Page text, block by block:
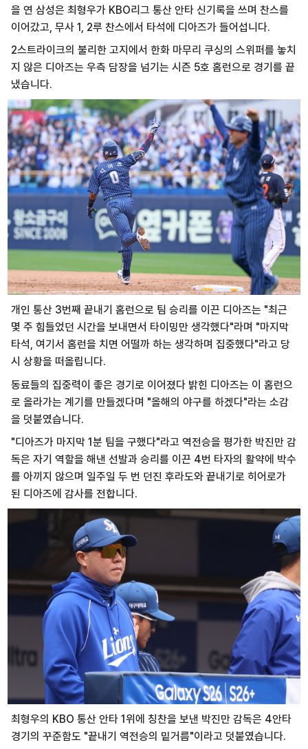
을 연 삼성은 최형우가 KBO리그 통산 안타 신기록을 쓰며 찬스를
이어갔고, 무사 1, 2루 찬스에서 타석에 디아즈가 들어섭니다.
2스트라이크의 불리한 고지에서 한화 마무리 쿠싱의 스위퍼를 놓치
지 않은 디아즈는 우측 담장을 넘기는 시즌 5호 홈런으로 경기를 끝
냈습니다.
개인 통산 3번째 끝내기 홈런으로 팀 승리를 이끈 디아즈는 "최근
몇 주 힘들었던 시간을 보내면서 타이밍만 생각했다"라며 "마지막
타석, 여기서 홈런을 치면 어떨까 하는 생각하며 집중했다"라고 당
시 상황을 떠올립니다.
동료들의 집중력이 좋은 경기로 이어졌다 밝힌 디아즈는 이 홈런으
로 올라가는 계기를 만들겠다며 "올해의 야구를 하겠다"라는 소감
을 덧붙였습니다.
"디아즈가 마지막 1분 팀을 구했다"라고 역전승을 평가한 박진만 감
독은 자기 역할을 해낸 선발과 승리를 이끈 4번 타자의 활약에 박수
를 아끼지 않으며 일주일 두 번 던진 후라도와 끝내기로 히어로가
된 디아즈에 감사를 전합니다.
최형우의 KBO 통산 안타 1위에 칭찬을 보낸 박진만 감독은 4안타
경기의 꾸준함도 "끝내기 역전승의 밑거름"이라고 덧붙였습니다.